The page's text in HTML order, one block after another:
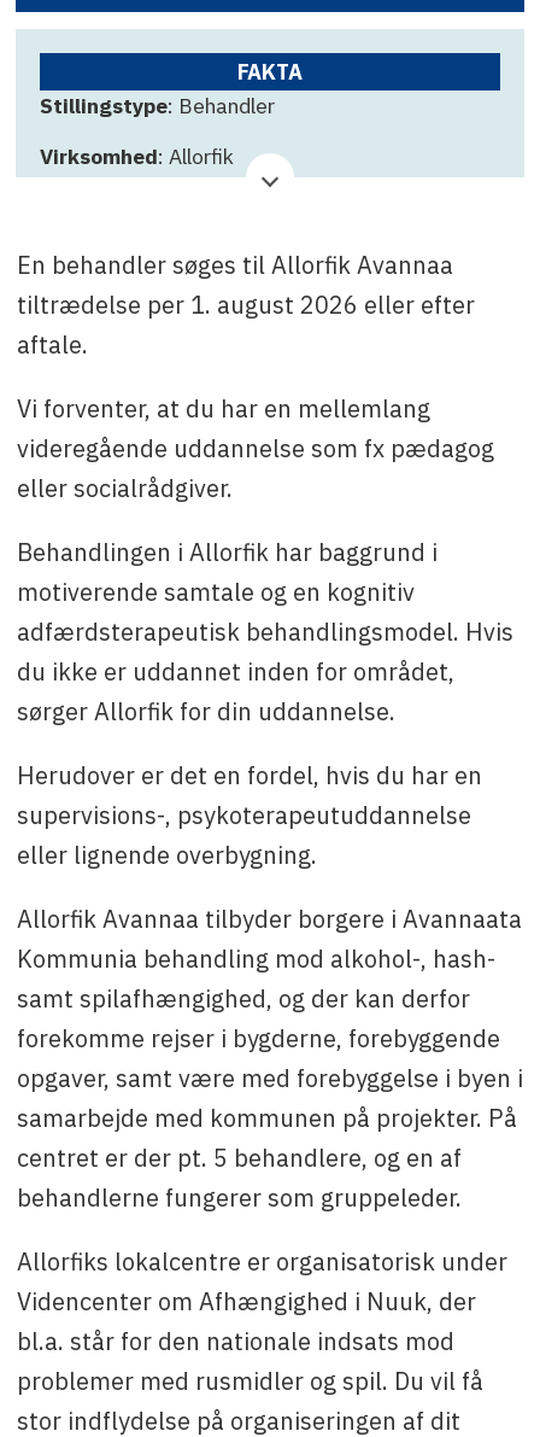
FAKTA
Stillingstype: Behandler
Virksomhed: Allorfik
Kontakt:
Leder af Allorfik Efa Olsen tlf. +299 34 64 14
mail efol@peqqik.gl.
tlf. +299 222550, mail: hsie@peqqik.gl
En behandler søges til Allorfik Avannaa
tiltrædelse per 1. august 2026 eller efter
aftale.
Vi forventer, at du har en mellemlang
videregående uddannelse som fx pædagog
eller socialrådgiver.
Behandlingen i Allorfik har baggrund i
motiverende samtale og en kognitiv
adfærdsterapeutisk behandlingsmodel. Hvis
du ikke er uddannet inden for området,
sørger Allorfik for din uddannelse.
Herudover er det en fordel, hvis du har en
supervisions-, psykoterapeutuddannelse
eller lignende overbygning.
Allorfik Avannaa tilbyder borgere i Avannaata
Kommunia behandling mod alkohol-, hash-
samt spilafhængighed, og der kan derfor
forekomme rejser i bygderne, forebyggende
opgaver, samt være med forebyggelse i byen i
samarbejde med kommunen på projekter. På
centret er der pt. 5 behandlere, og en af
behandlerne fungerer som gruppeleder.
Allorfiks lokalcentre er organisatorisk under
Videncenter om Afhængighed i Nuuk, der
bl.a. står for den nationale indsats mod
problemer med rusmidler og spil. Du vil få
stor indflydelse på organiseringen af dit